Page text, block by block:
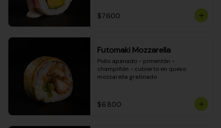
$7.600
Futomaki Mozzarella
Pollo apanado - pimentón -
champiñón - cubierto en queso
mozzarella gratinado
$6.800